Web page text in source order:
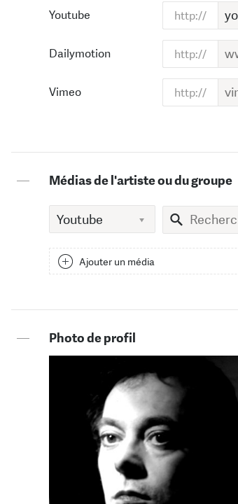
Youtube
Dailymotion
Vimeo
— Médias de l'artiste ou du groupe
Ajouter un média
— Photo de profil